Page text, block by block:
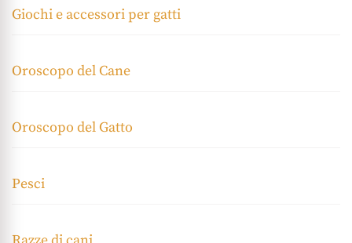
Giochi e accessori per gatti
Oroscopo del Cane
Oroscopo del Gatto
Pesci